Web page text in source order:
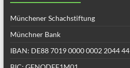
Münchener Schachstiftung
Münchner Bank
IBAN: DE88 7019 0000 0002 2044 44